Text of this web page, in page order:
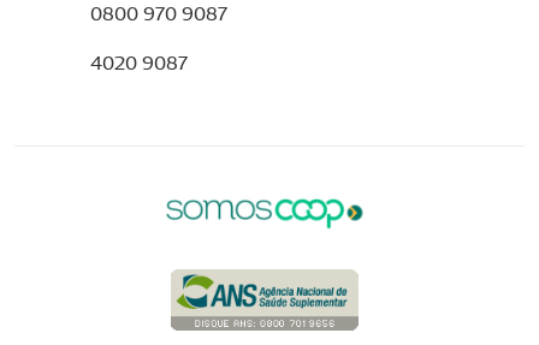
0800 970 9087
4020 9087